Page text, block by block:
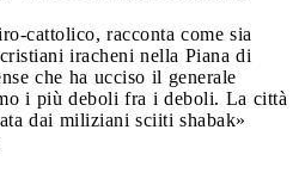
cattolico, racconta come sia
iracheni nella Piana di
che ha ucciso il generale
i più deboli fra i deboli. La città
dai miliziani sciiti shabak»